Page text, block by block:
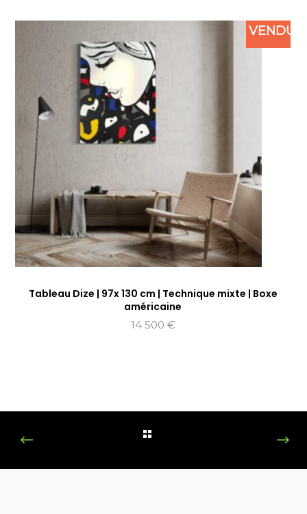
VENDU
Tableau Dize | 97x 130 cm | Technique mixte | Boxe
américaine
14 500 €